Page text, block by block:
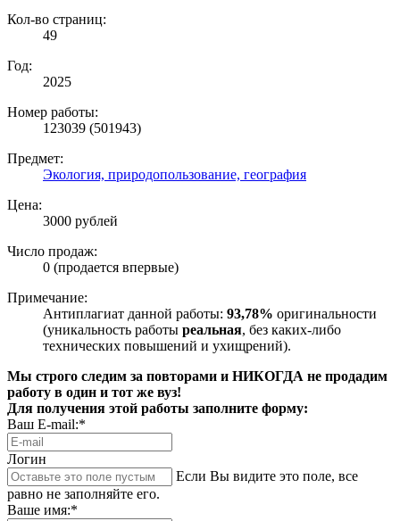
Кол-во страниц:
49
Год:
2025
Номер работы:
123039 (501943)
Предмет:
Экология, природопользование, география
Цена:
3000 рублей
Число продаж:
0 (продается впервые)
Примечание:
Антиплагиат данной работы: 93,78% оригинальности
(уникальность работы реальная, без каких-либо
технических повышений и ухищрений).
Мы строго следим за повторами и НИКОГДА не продадим
работу в один и тот же вуз!
Для получения этой работы заполните форму:
Ваш E-mail:*
Логин
Если Вы видите это поле, все
равно не заполняйте его.
Ваше имя:*